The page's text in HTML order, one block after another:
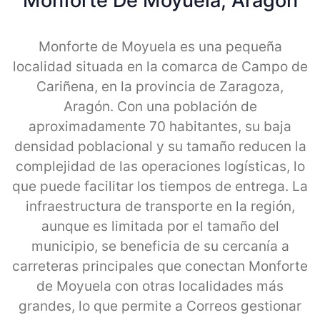
Monforte de Moyuela es una pequeña
localidad situada en la comarca de Campo de
Cariñena, en la provincia de Zaragoza,
Aragón. Con una población de
aproximadamente 70 habitantes, su baja
densidad poblacional y su tamaño reducen la
complejidad de las operaciones logísticas, lo
que puede facilitar los tiempos de entrega. La
infraestructura de transporte en la región,
aunque es limitada por el tamaño del
municipio, se beneficia de su cercanía a
carreteras principales que conectan Monforte
de Moyuela con otras localidades más
grandes, lo que permite a Correos gestionar